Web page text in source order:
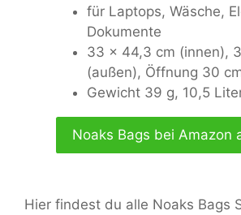
für Laptops, Wäsche,
Dokumente
33 x 44,3 cm (innen),
(außen), Öffnung 30
Gewicht 39 g, 10,5
Noaks Bags bei Amazon
Hier findest du alle Noaks Bags